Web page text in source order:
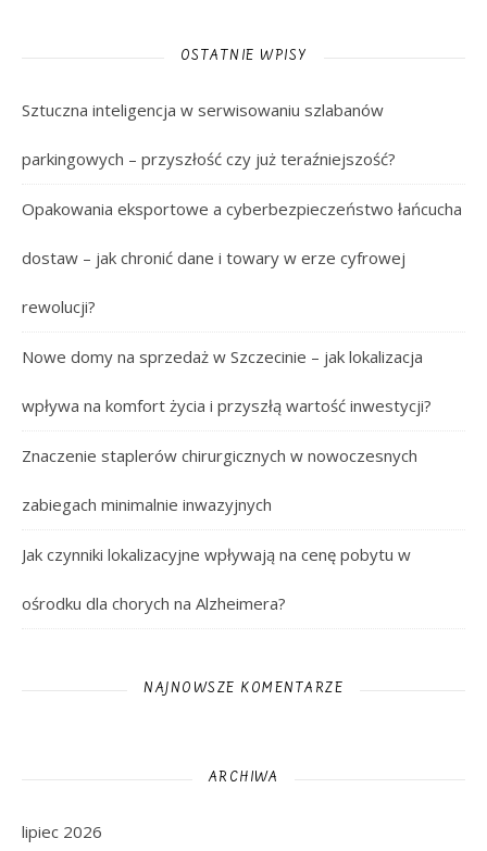
OSTATNIE WPISY
Sztuczna inteligencja w serwisowaniu szlabanów
parkingowych – przyszłość czy już teraźniejszość?
Opakowania eksportowe a cyberbezpieczeństwo łańcucha
dostaw – jak chronić dane i towary w erze cyfrowej
rewolucji?
Nowe domy na sprzedaż w Szczecinie – jak lokalizacja
wpływa na komfort życia i przyszłą wartość inwestycji?
Znaczenie staplerów chirurgicznych w nowoczesnych
zabiegach minimalnie inwazyjnych
Jak czynniki lokalizacyjne wpływają na cenę pobytu w
ośrodku dla chorych na Alzheimera?
NAJNOWSZE KOMENTARZE
ARCHIWA
lipiec 2026